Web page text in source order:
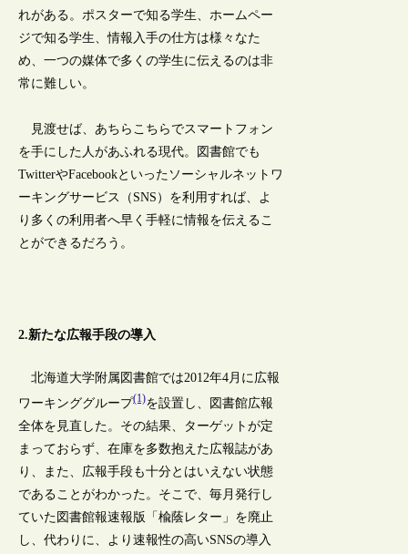
れがある。ポスターで知る学生、ホームペー
ジで知る学生、情報入手の仕方は様々なた
め、一つの媒体で多くの学生に伝えるのは非
常に難しい。
見渡せば、あちらこちらでスマートフォン
を手にした人があふれる現代。図書館でも
TwitterやFacebookといったソーシャルネットワ
ーキングサービス（SNS）を利用すれば、よ
り多くの利用者へ早く手軽に情報を伝えるこ
とができるだろう。
2.新たな広報手段の導入
北海道大学附属図書館では2012年4月に広報
ワーキンググループ(1)を設置し、図書館広報
全体を見直した。その結果、ターゲットが定
まっておらず、在庫を多数抱えた広報誌があ
り、また、広報手段も十分とはいえない状態
であることがわかった。そこで、毎月発行し
ていた図書館報速報版「楡蔭レター」を廃止
し、代わりに、より速報性の高いSNSの導入